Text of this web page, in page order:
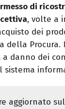
di
, volte a
dei
della
a danno dei
aggiornato